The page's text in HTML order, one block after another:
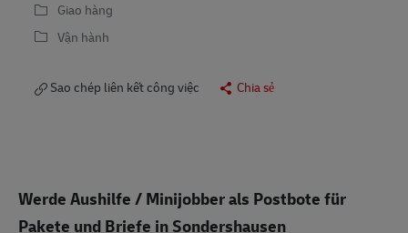
Giao hàng
Vận hành
Sao chép liên kết công việc Chia sẻ
Werde Aushilfe / Minijobber als Postbote für
Pakete und Briefe in Sondershausen